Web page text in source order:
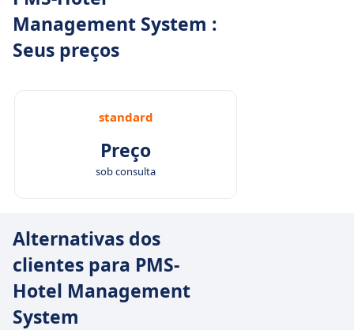
Management System :
Seus preços
standard
Preço
sob consulta
Alternativas dos
clientes para PMS-
Hotel Management
System